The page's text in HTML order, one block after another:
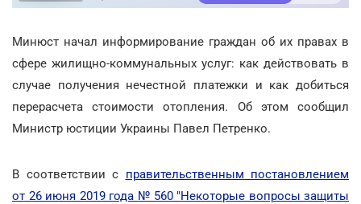
Минюст начал информирование граждан об их правах в
сфере жилищно-коммунальных услуг: как действовать в
случае получения нечестной платежки и как добиться
перерасчета стоимости отопления. Об этом сообщил
Министр юстиции Украины Павел Петренко.
В соответствии с правительственным постановлением
от 26 июня 2019 года № 560 "Некоторые вопросы защиты